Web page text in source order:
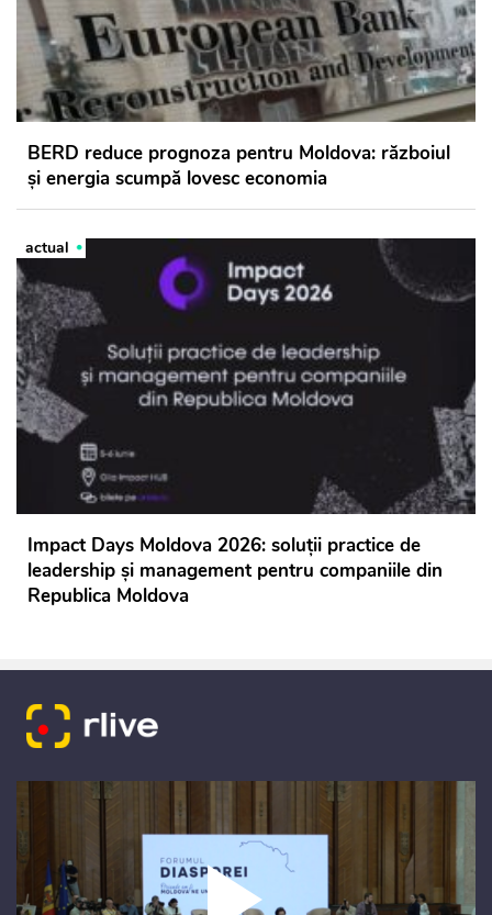
BERD reduce prognoza pentru Moldova: războiul
și energia scumpă lovesc economia
actual
Impact Days Moldova 2026: soluții practice de
leadership și management pentru companiile din
Republica Moldova